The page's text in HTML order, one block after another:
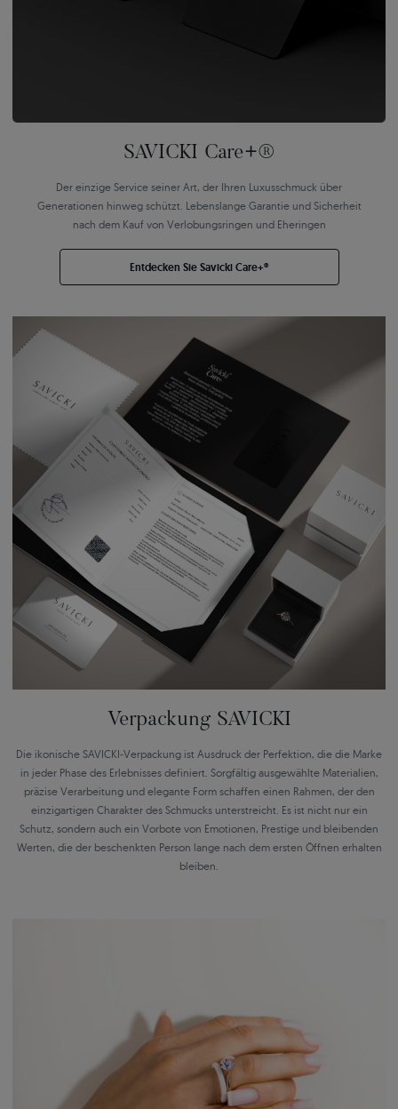
SAVICKI Care+®
Der einzige Service seiner Art, der Ihren Luxusschmuck über
Generationen hinweg schützt. Lebenslange Garantie und Sicherheit
nach dem Kauf von Verlobungsringen und Eheringen
Entdecken Sie Savicki Care+®
Verpackung SAVICKI
Die ikonische SAVICKI-Verpackung ist Ausdruck der Perfektion, die die Marke
in jeder Phase des Erlebnisses definiert. Sorgfältig ausgewählte Materialien,
präzise Verarbeitung und elegante Form schaffen einen Rahmen, der den
einzigartigen Charakter des Schmucks unterstreicht. Es ist nicht nur ein
Schutz, sondern auch ein Vorbote von Emotionen, Prestige und bleibenden
Werten, die der beschenkten Person lange nach dem ersten Öffnen erhalten
bleiben.